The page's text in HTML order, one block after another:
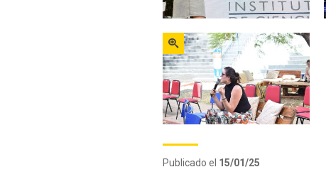
Zoom
Publicado el 15/01/25